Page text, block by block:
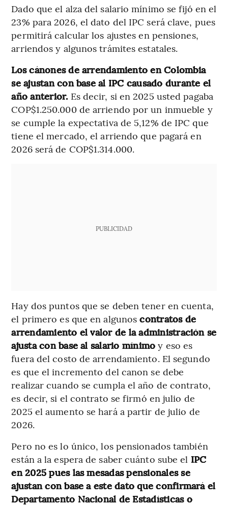
Dado que el alza del salario mínimo se fijó en el
23% para 2026, el dato del IPC será clave, pues
permitirá calcular los ajustes en pensiones,
arriendos y algunos trámites estatales.
Los cánones de arrendamiento en Colombia
se ajustan con base al IPC causado durante el
año anterior. Es decir, si en 2025 usted pagaba
COP$1.250.000 de arriendo por un inmueble y
se cumple la expectativa de 5,12% de IPC que
tiene el mercado, el arriendo que pagará en
2026 será de COP$1.314.000.
PUBLICIDAD
Hay dos puntos que se deben tener en cuenta,
el primero es que en algunos contratos de
arrendamiento el valor de la administración se
ajusta con base al salario mínimo y eso es
fuera del costo de arrendamiento. El segundo
es que el incremento del canon se debe
realizar cuando se cumpla el año de contrato,
es decir, si el contrato se firmó en julio de
2025 el aumento se hará a partir de julio de
2026.
Pero no es lo único, los pensionados también
están a la espera de saber cuánto sube el IPC
en 2025 pues las mesadas pensionales se
ajustan con base a este dato que confirmará el
Departamento Nacional de Estadísticas o